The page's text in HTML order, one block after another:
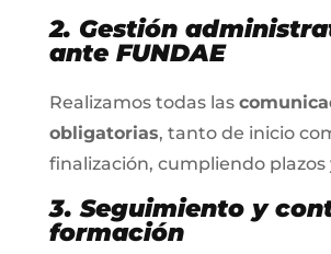
2. Gestión
ante FUNDAE
Realizamos todas las
obligatorias, tanto de inicio
finalización, cumpliendo plazos
3. Seguimiento y
formación